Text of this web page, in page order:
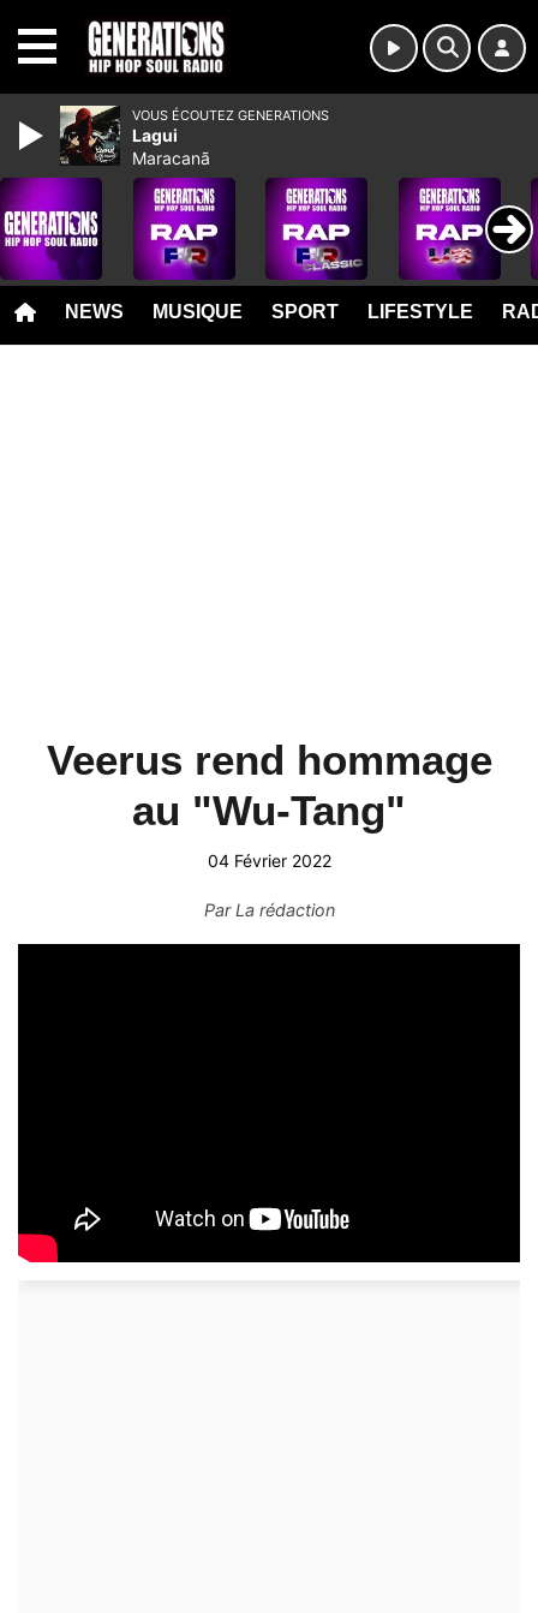
NEWS MUSIQUE SPORT LIFESTYLE
Veerus rend hommage
au "Wu-Tang"
04 Février 2022
ParLa rédaction
VOUS ÉCOUTEZ GENERATIONS
Lagui
Maracanã